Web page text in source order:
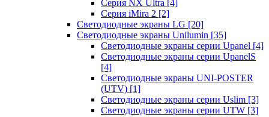
Серия NX Ultra [4]
Серия iMira 2 [2]
Светодиодные экраны LG [20]
Светодиодные экраны Unilumin [35]
Светодиодные экраны серии Upanel [4]
Светодиодные экраны серии UpanelS
[4]
Светодиодные экраны UNI-POSTER
(UTV) [1]
Светодиодные экраны серии Uslim [3]
Светодиодные экраны серии UTW [3]